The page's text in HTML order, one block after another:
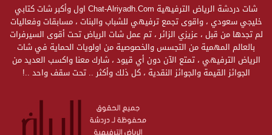
شات دردشة الرياض الترفيهية Chat-Alriyadh.Com اول وأكبر شات كتابي
خليجي سعودي ، واقوى تجمع ترفيهي للشباب والبنات ، مسابقات وفعاليات
لم تجدها من قبل ، عزيزي الزائر ، تم عمل شات الرياض تحت أقوى السيرفرات
بالعالم المهمية من التجسس والخصوصية من اولويات الحماية في شات
الرياض الترفيهي ، تمتع الآن دون أي قيود ، شارك معنا واكسب العديد من
الجوائز القيمة والجوائز النقدية ، كل ذلك وأكثر .. تحت سقف واحد ..!